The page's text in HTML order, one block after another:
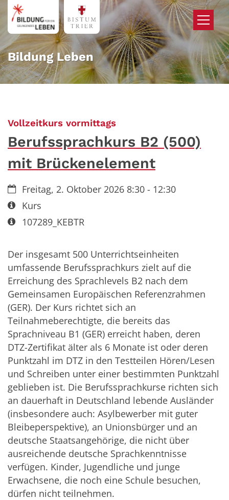
Zum Inhalt springen
Bildung Leben
Vollzeitkurs vormittags:
Berufssprachkurs B2 (500)
mit Brückenelement
Datum:Freitag, 2. Oktober 2026 8:30 - 12:30
Art bzw. Nummer:
Kurs
Art bzw. Nummer:
107289_KEBTR
Der insgesamt 500 Unterrichtseinheiten
umfassende Berufssprachkurs zielt auf die
Erreichung des Sprachlevels B2 nach dem
Gemeinsamen Europäischen Referenzrahmen
(GER). Der Kurs richtet sich an
Teilnahmeberechtigte, die bereits das
Sprachniveau B1 (GER) erreicht haben, deren
DTZ-Zertifikat älter als 6 Monate ist oder deren
Punktzahl im DTZ in den Testteilen Hören/Lesen
und Schreiben unter einer bestimmten Punktzahl
geblieben ist. Die Berufssprachkurse richten sich
an dauerhaft in Deutschland lebende Ausländer
(insbesondere auch: Asylbewerber mit guter
Bleibeperspektive), an Unionsbürger und an
deutsche Staatsangehörige, die nicht über
ausreichende deutsche Sprachkenntnisse
verfügen. Kinder, Jugendliche und junge
Erwachsene, die noch eine Schule besuchen,
dürfen nicht teilnehmen.